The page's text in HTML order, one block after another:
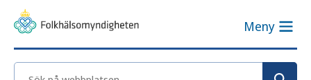
Meny
Sök på webbplatsen